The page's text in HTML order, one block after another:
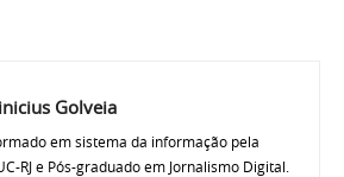
Golveia
em sistema da informação pela
RJ e Pós-graduado em Jornalismo Digital.